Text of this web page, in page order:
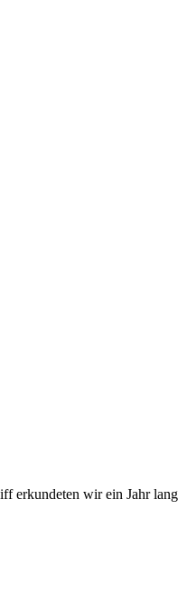
erkundeten wir ein Jahr lang